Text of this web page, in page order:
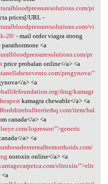
pi
prices[/URL -
vi
20/- mail order viagra strong
<a
pr
price probalan online</a> <a
progynova/"
a> <a
drug/kamagr
kamagra chewable</a> <a
item/hal
canada</a> <a
lopressor/">generic
a> <a
noroxin online</a> <a
eltroxin/">eltr
<a